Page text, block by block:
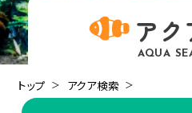
アク
AQUA
トップ アクア検索